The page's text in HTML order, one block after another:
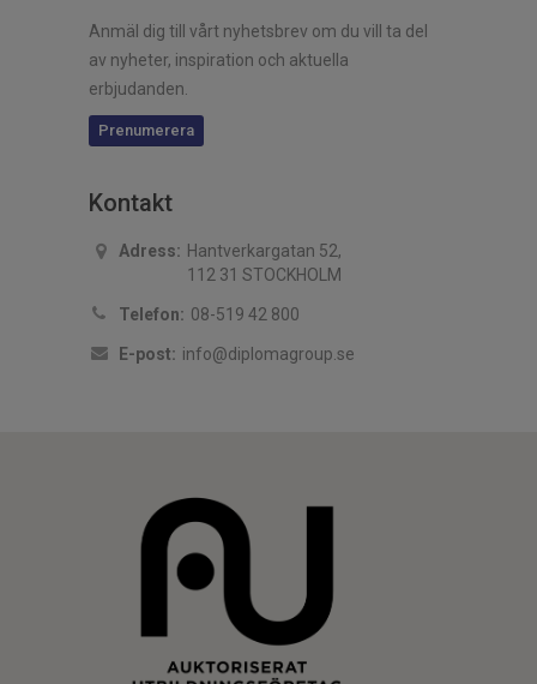
Anmäl dig till vårt nyhetsbrev om du vill ta del
av nyheter, inspiration och aktuella
erbjudanden.
Prenumerera
Kontakt
Adress: Hantverkargatan 52,
112 31 STOCKHOLM
Telefon: 08-519 42 800
E-post: info@diplomagroup.se